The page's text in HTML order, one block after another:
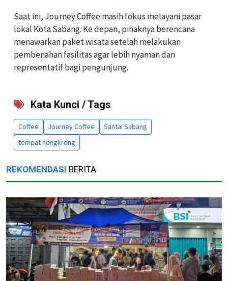
Saat ini, Journey Coffee masih fokus melayani pasar
lokal Kota Sabang. Ke depan, pihaknya berencana
menawarkan paket wisata setelah melakukan
pembenahan fasilitas agar lebih nyaman dan
representatif bagi pengunjung.
Kata Kunci / Tags
Coffee Journey Coffee
Santai Sabang
tempat nongkrong
REKOMENDASI BERITA